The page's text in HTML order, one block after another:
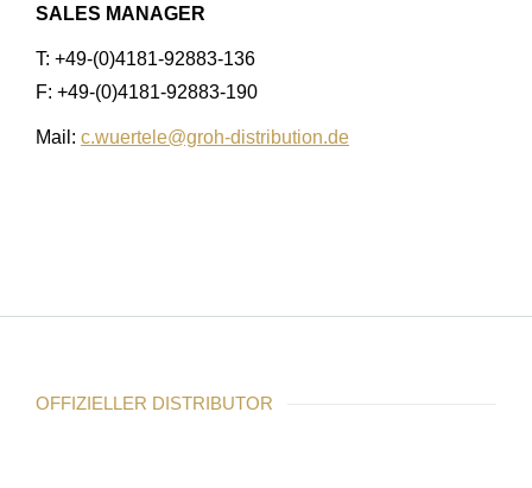
SALES MANAGER
T: +49-(0)4181-92883-136
F: +49-(0)4181-92883-190
Mail: c.wuertele@groh-distribution.de
OFFIZIELLER DISTRIBUTOR